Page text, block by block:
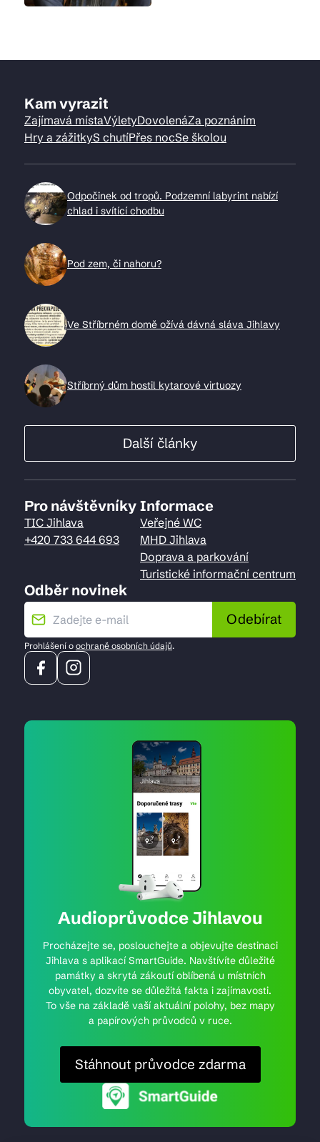
Kam vyrazit
Zajímavá místaVýletyDovolenáZa poznáním
Hry a zážitkyS chutíPřes nocSe školou
Odpočinek od tropů. Podzemní labyrint nabízí
chlad i svítící chodbu
Pod zem, či nahoru?
Ve Stříbrném domě ožívá dávná sláva Jihlavy
Stříbrný dům hostil kytarové virtuozy
Další články
Pro návštěvníky
TIC Jihlava
+420 733 644 693
Informace
Veřejné WC
MHD Jihlava
Doprava a parkování
Turistické informační centrum
Odběr novinek
Odebírat
Prohlášení o ochraně osobních údajů.
Audioprůvodce Jihlavou
Procházejte se, poslouchejte a objevujte destinaci
Jihlava s aplikací SmartGuide. Navštívíte důležité
památky a skrytá zákoutí oblíbená u místních
obyvatel, dozvíte se důležitá fakta i zajímavosti.
To vše na základě vaší aktuální polohy, bez mapy
a papírových průvodců v ruce.
Stáhnout průvodce zdarma